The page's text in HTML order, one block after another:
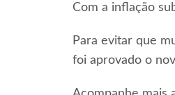
Com a inflação
Para evitar que
foi aprovado o